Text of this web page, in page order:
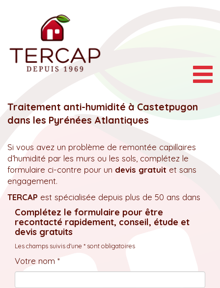
Traitement anti-humidité à Castetpugon
dans les Pyrénées Atlantiques
Si vous avez un problème de remontée capillaires
d’humidité par les murs ou les sols, complétez le
formulaire ci-contre pour un devis gratuit et sans
engagement.
TERCAP est spécialisée depuis plus de 50 ans dans
Complétez le formulaire pour être
recontacté rapidement, conseil, étude et
devis gratuits
Les champs suivis d'une * sont obligatoires
Votre nom *